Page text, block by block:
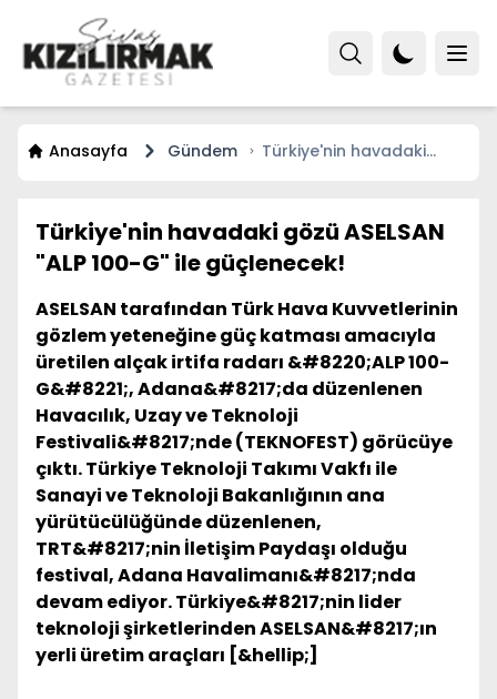
Anasayfa Gündem
Türkiye'nin havadaki
Türkiye'nin havadaki gözü ASELSAN
"ALP 100-G" ile güçlenecek!
ASELSAN tarafından Türk Hava Kuvvetlerinin
gözlem yeteneğine güç katması amacıyla
üretilen alçak irtifa radarı &#8220;ALP 100-
G&#8221;, Adana&#8217;da düzenlenen
Havacılık, Uzay ve Teknoloji
Festivali&#8217;nde (TEKNOFEST) görücüye
çıktı. Türkiye Teknoloji Takımı Vakfı ile
Sanayi ve Teknoloji Bakanlığının ana
yürütücülüğünde düzenlenen,
TRT&#8217;nin İletişim Paydaşı olduğu
festival, Adana Havalimanı&#8217;nda
devam ediyor. Türkiye&#8217;nin lider
teknoloji şirketlerinden ASELSAN&#8217;ın
yerli üretim araçları [&hellip;]